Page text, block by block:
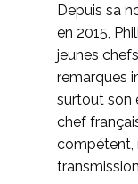
Depuis sa
en 2015,
jeunes
remarques
surtout son
chef
compétent,